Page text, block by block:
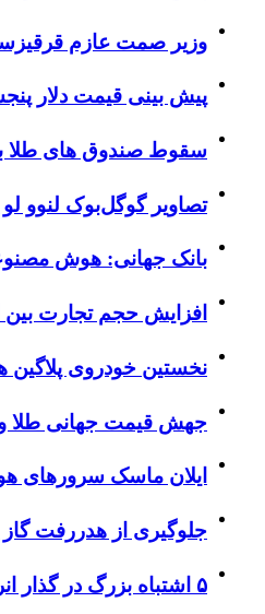
وزیر صمت عازم
پیش ‌بینی قیمت دلار پنجشنبه ۱۵ مرداد ۱۴۰۵ / اصلاح دلار با
سقوط صندوق های طلا با
تصاویر گوگل‌بوک لنوو
بانک جهانی: هوش
افزایش حجم تجارت بین ایران و
نخستین خودروی پلاگین
جهش قیمت جهانی طلا و
ایلان ماسک سرورهای
جلوگیری از هدررفت
۵ اشتباه بزرگ در گذار انرژی جهان؛ از اتوبوس‌های برقی بدون شارژر تا نیروگاه‌های خورشیدی بدون شبکه برق